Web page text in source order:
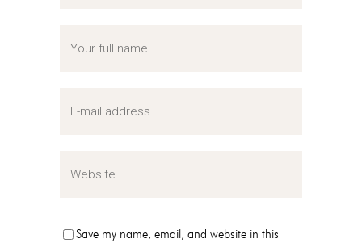
Save my name, email, and website in this